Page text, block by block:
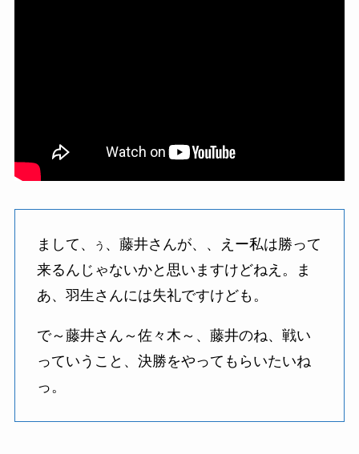
まして、 う 、藤井さんが、、えー私は勝って
来るんじゃないかと思いますけどねえ。ま
あ、羽生さんには失礼ですけども。
で～藤井さん～佐々木～、藤井のね、戦い
っていうこと、決勝をやってもらいたいね
っ。